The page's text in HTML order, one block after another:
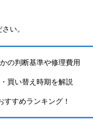
い。
の判断基準や修理費用
買い替え時期を解説
すめランキング！